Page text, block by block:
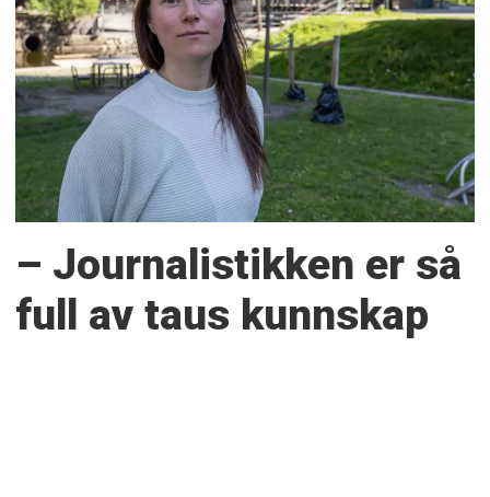
– Journalistikken er så
full av taus kunnskap